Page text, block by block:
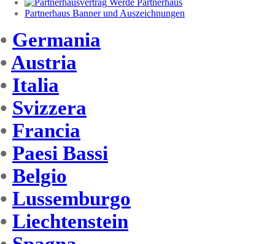
Partnerhaus Banner und Auszeichnungen
• Germania
•Austria
• Italia
• Svizzera
• Francia
• Paesi Bassi
• Belgio
• Lussemburgo
• Liechtenstein